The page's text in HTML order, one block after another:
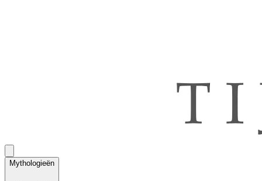
Mythologieën